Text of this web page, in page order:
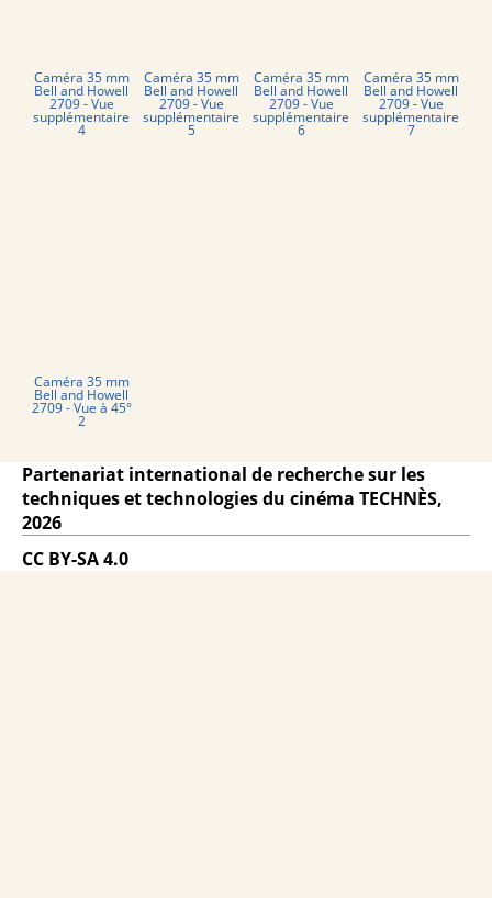
Caméra 35 mm
Bell and Howell
2709 - Vue
supplémentaire
4
Caméra 35 mm
Bell and Howell
2709 - Vue
supplémentaire
5
Caméra 35 mm
Bell and Howell
2709 - Vue
supplémentaire
6
Caméra 35 mm
Bell and Howell
2709 - Vue
supplémentaire
7
Caméra 35 mm
Bell and Howell
2709 - Vue à 45°
2
Partenariat international de recherche sur les
techniques et technologies du cinéma TECHNÈS,
2026
CC BY-SA 4.0